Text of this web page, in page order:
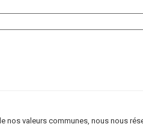
nos valeurs communes, nous nous